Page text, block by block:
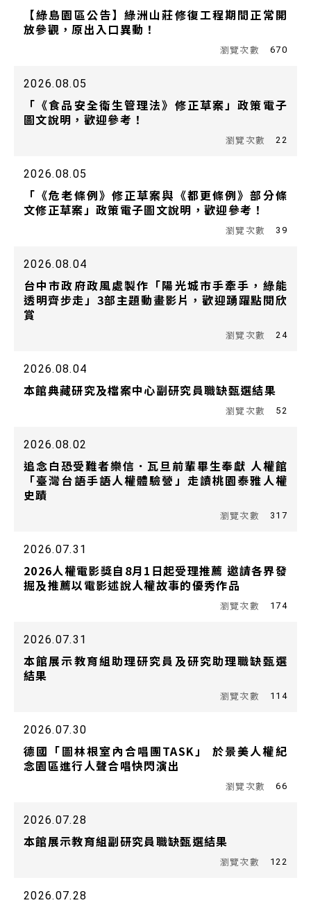
【綠島園區公告】綠洲山莊修復工程期間正常開
放參觀，原出入口異動！
670
2026.08.05
「《食品安全衛生管理法》修正草案」政策電子
圖文說明，歡迎參考！
22
2026.08.05
「《危老條例》修正草案與《都更條例》部分條
文修正草案」政策電子圖文說明，歡迎參考！
39
2026.08.04
台中市政府政風處製作「陽光城市手牽手，綠能
透明齊步走」3部主題動畫影片，歡迎踴躍點閱欣
賞
24
2026.08.04
本館典藏研究及檔案中心副研究員職缺甄選結果
52
2026.08.02
追念白恐受難者樂信．瓦旦前輩畢生奉獻 人權館
「臺灣台語手語人權體驗營」走讀桃園泰雅人權
史蹟
317
2026.07.31
2026人權電影獎自8月1日起受理推薦 邀請各界發
掘及推薦以電影述說人權故事的優秀作品
174
2026.07.31
本館展示教育組助理研究員及研究助理職缺甄選
結果
114
2026.07.30
德國「圖林根室內合唱團TASK」 於景美人權紀
念園區進行人聲合唱快閃演出
66
2026.07.28
本館展示教育組副研究員職缺甄選結果
122
2026.07.28